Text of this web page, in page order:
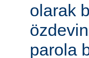
olarak
parola